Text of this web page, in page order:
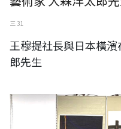
三 31
王穆提社長與日本橫
郎先生
王穆提社長與日本神奈川縣民